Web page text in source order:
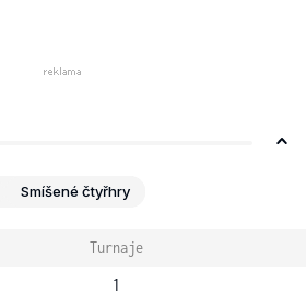
Smíšené čtyřhry
Turnaje
1